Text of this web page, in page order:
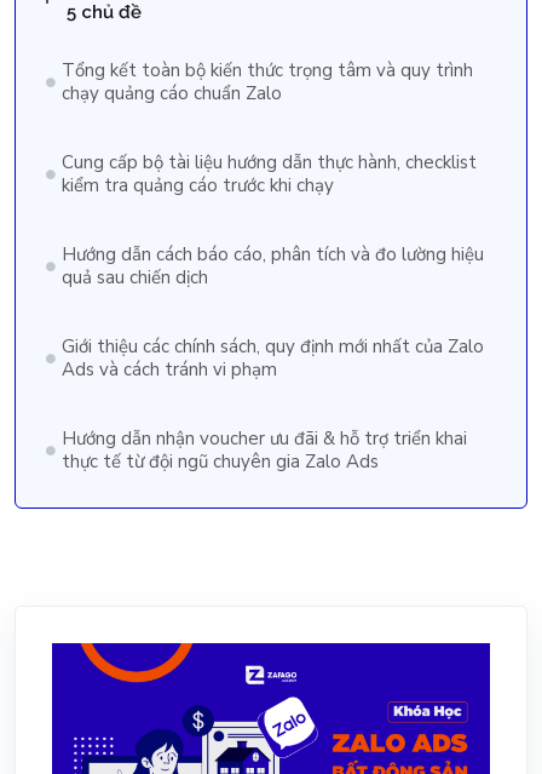
5 chủ đề
Tổng kết toàn bộ kiến thức trọng tâm và quy trình
chạy quảng cáo chuẩn Zalo
Cung cấp bộ tài liệu hướng dẫn thực hành, checklist
kiểm tra quảng cáo trước khi chạy
Hướng dẫn cách báo cáo, phân tích và đo lường hiệu
quả sau chiến dịch
Giới thiệu các chính sách, quy định mới nhất của Zalo
Ads và cách tránh vi phạm
Hướng dẫn nhận voucher ưu đãi & hỗ trợ triển khai
thực tế từ đội ngũ chuyên gia Zalo Ads